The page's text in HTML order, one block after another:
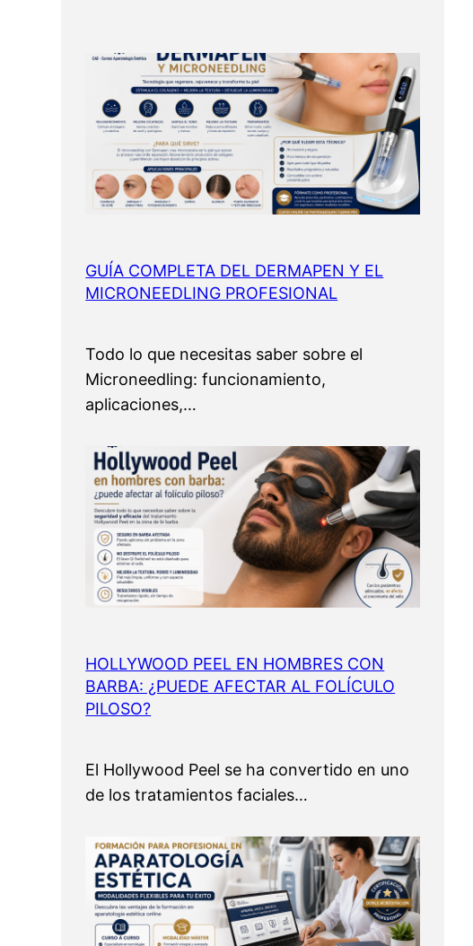
GUÍA COMPLETA DEL DERMAPEN Y EL
MICRONEEDLING PROFESIONAL
Todo lo que necesitas saber sobre el
Microneedling: funcionamiento,
aplicaciones,…
HOLLYWOOD PEEL EN HOMBRES CON
BARBA: ¿PUEDE AFECTAR AL FOLÍCULO
PILOSO?
El Hollywood Peel se ha convertido en uno
de los tratamientos faciales…